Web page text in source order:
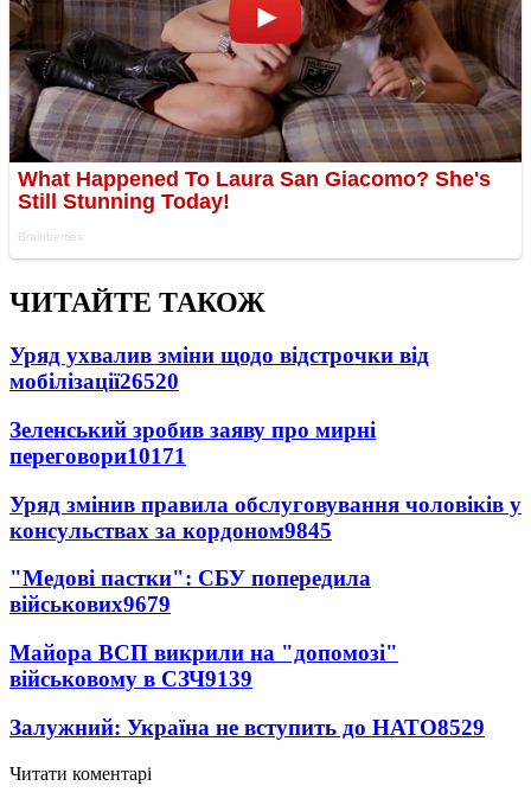
ЧИТАЙТЕ ТАКОЖ
Уряд ухвалив зміни щодо відстрочки від
мобілізації26520
Зеленський зробив заяву про мирні
переговори10171
Уряд змінив правила обслуговування чоловіків у
консульствах за кордоном9845
"Медові пастки": СБУ попередила
військових9679
Майора ВСП викрили на "допомозі"
військовому в СЗЧ9139
Залужний: Україна не вступить до НАТО8529
Читати коментарі